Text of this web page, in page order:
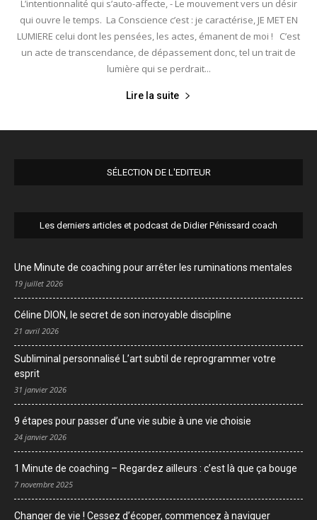
L’intentionnalité qui s’auto-affecte, - Le mouvement vers un désir
qui ouvre le temps. La Conscience c’est : je caractérise, JE MET EN
LUMIERE celui dont les pensées, les actes, émanent de moi ! C’est
un acte de transcendance, de dépassement donc, tel un trait de
lumière qui se perdrait...
Lire la suite
SÉLECTION DE L'EDITEUR
Les derniers articles et podcast de Didier Pénissard coach
Une Minute de coaching pour arrêter les ruminations mentales
19 juillet 2026
Céline DION, le secret de son incroyable discipline
21 avril 2026
Subliminal personnalisé L’art subtil de reprogrammer votre
esprit
31 janvier 2026
9 étapes pour passer d’une vie subie à une vie choisie
24 janvier 2026
1 Minute de coaching – Regardez ailleurs : c’est là que ça bouge
7 novembre 2025
Changer de vie ! Cessez d’écoper, commencez à naviguer